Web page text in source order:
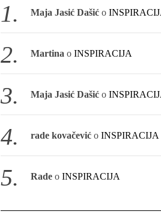
Maja Jasić Dašić o
Martina oINSPIRACIJA
Maja Jasić Dašić o
rade kovačević oINSPIRACIJA
Rade oINSPIRACIJA